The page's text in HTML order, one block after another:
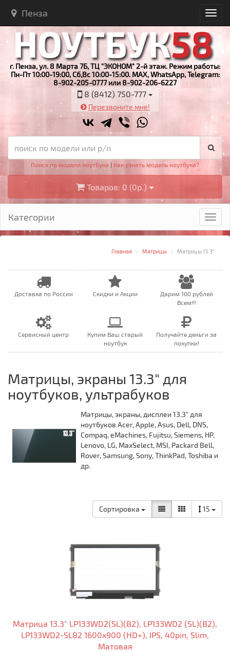
Пенза
г. Пенза, ул. 8 Марта 7Б, ТЦ "ЭКОНОМ" 2-й этаж. Режим работы:
Пн-Пт 10:00-19:00, Сб,Вс 10:00-15:00. MAX, WhatsApp, Telegram:
8-902-205-0777 или 8-902-206-6227
8 (8412) 750-777
Перезвоните мне!
Поиск по модели ноутбука | Как узнать модель ноутбука?
Товаров: 0 (0р.)
Категории
Главная Матрицы Матрицы 13.3"
Доставка по России Скидки и Акции
Дарим 100 рублей
Всем!!!
Сервисный центр
Купим Ваш старый
ноутбук
Получайте деньги за
покупки!
Матрицы, экраны 13.3" для
ноутбуков, ультрабуков
Матрицы, экраны, дисплеи 13.3" для
ноутбуков Acer, Apple, Asus, Dell, DNS,
Compaq, eMachines, Fujitsu, Siemens, HP,
Lenovo, LG, MaxSelect, MSI, Packard Bell,
Rover, Samsung, Sony, ThinkPad, Toshiba и
др.
Сортировка 15
Матрица 13.3" LP133WD2(SL)(B2), LP133WD2 (SL)(B2),
LP133WD2-SLB2 1600x900 (HD+), IPS, 40pin, Slim,
Матовая